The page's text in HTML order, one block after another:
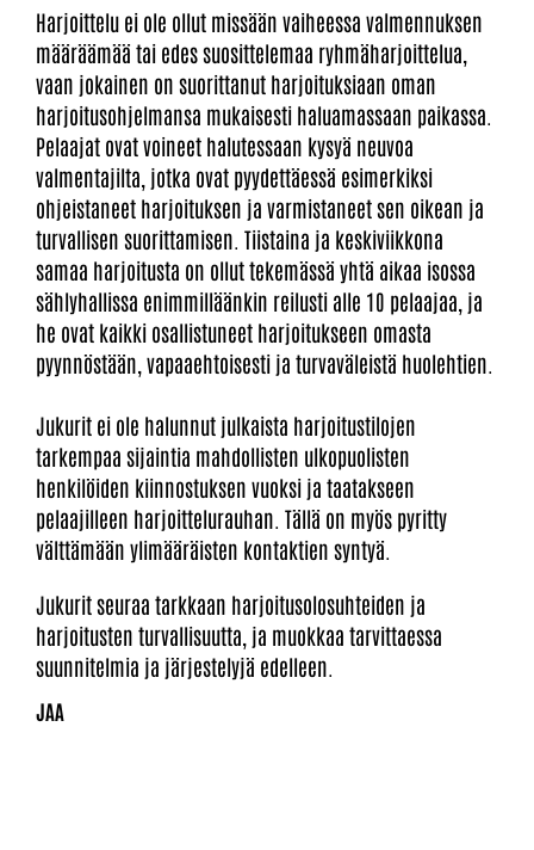
Harjoittelu ei ole ollut missään vaiheessa valmennuksen
määräämää tai edes suosittelemaa ryhmäharjoittelua,
vaan jokainen on suorittanut harjoituksiaan oman
harjoitusohjelmansa mukaisesti haluamassaan paikassa.
Pelaajat ovat voineet halutessaan kysyä neuvoa
valmentajilta, jotka ovat pyydettäessä esimerkiksi
ohjeistaneet harjoituksen ja varmistaneet sen oikean ja
turvallisen suorittamisen. Tiistaina ja keskiviikkona
samaa harjoitusta on ollut tekemässä yhtä aikaa isossa
sählyhallissa enimmilläänkin reilusti alle 10 pelaajaa, ja
he ovat kaikki osallistuneet harjoitukseen omasta
pyynnöstään, vapaaehtoisesti ja turvaväleistä huolehtien.
Jukurit ei ole halunnut julkaista harjoitustilojen
tarkempaa sijaintia mahdollisten ulkopuolisten
henkilöiden kiinnostuksen vuoksi ja taatakseen
pelaajilleen harjoittelurauhan. Tällä on myös pyritty
välttämään ylimääräisten kontaktien syntyä.
Jukurit seuraa tarkkaan harjoitusolosuhteiden ja
harjoitusten turvallisuutta, ja muokkaa tarvittaessa
suunnitelmia ja järjestelyjä edelleen.